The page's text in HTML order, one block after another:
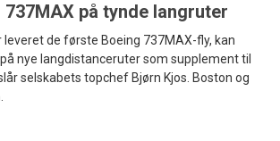
737MAX på tynde langruter
leveret de første Boeing 737MAX-fly, kan
nye langdistanceruter som supplement til
selskabets topchef Bjørn Kjos. Boston og